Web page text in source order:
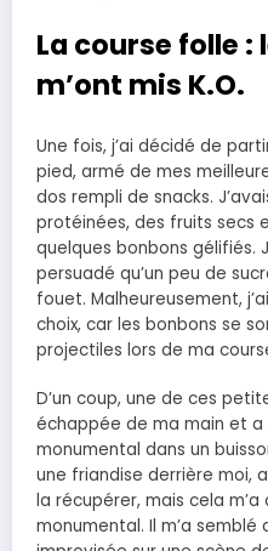
La course folle :
m’ont mis K.O.
Une fois, j’ai décidé de
pied, armé de mes
dos rempli de snacks.
protéinées, des fruits secs
quelques bonbons gélifiés.
persuadé qu’un peu de
fouet. Malheureusement,
choix, car les bonbons se
projectiles lors de ma
D’un coup, une de ces
échappée de ma main et
monumental dans un
une friandise derrière moi,
la récupérer, mais cela
monumental. Il m’a